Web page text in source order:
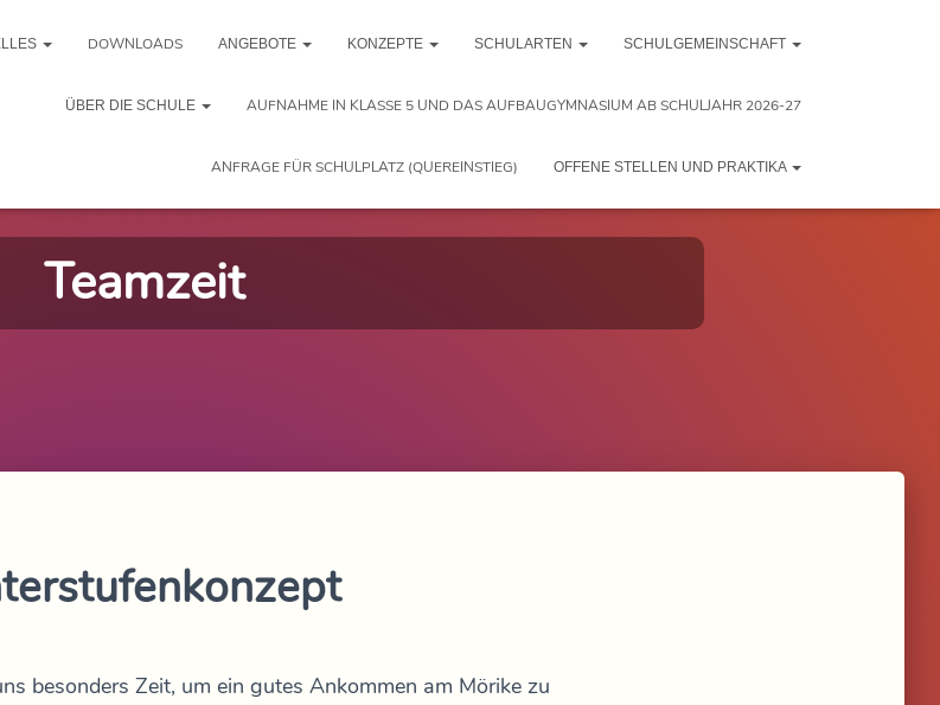
DOWNLOADS ANGEBOTE KONZEPTE SCHULARTEN SCHULGEMEINSCHAFT
ÜBER DIE SCHULE AUFNAHME IN KLASSE 5 UND DAS AUFBAUGYMNASIUM AB SCHULJAHR 2026-27
ANFRAGE FÜR SCHULPLATZ (QUEREINSTIEG) OFFENE STELLEN UND PRAKTIKA
Teamzeit
besonders Zeit, um ein gutes Ankommen am Mörike zu